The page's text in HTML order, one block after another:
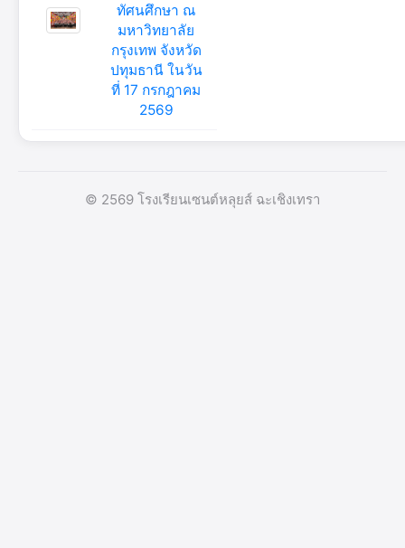
ทัศนศึกษา ณ
มหาวิทยาลัย
กรุงเทพ จังหวัด
ปทุมธานี ในวัน
ที่ 17 กรกฎาคม
2569
© 2569 โรงเรียนเซนต์หลุยส์ ฉะเชิงเทรา